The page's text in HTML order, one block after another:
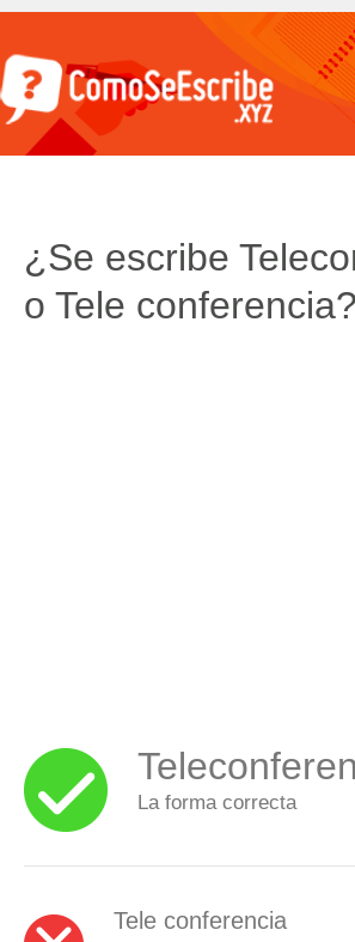
¿Se escribe
o Tele conferencia?
La forma correcta
Tele conferencia